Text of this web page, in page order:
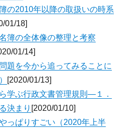
の2010年以降の取扱いの時系
01/18]
簿の全体像の整理と考察
01/14]
題を今から追ってみることに
[2020/01/13]
学ぶ行政文書管理規則―１．
決まり [2020/01/10]
っぱりすごい（2020年上半